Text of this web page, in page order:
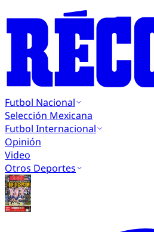
Futbol Nacional
Selección Mexicana
Futbol Internacional
Opinión
Video
Otros Deportes